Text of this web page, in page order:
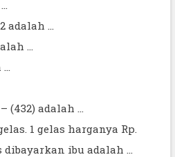
adalah ...
...
(432) adalah ...
1 gelas harganya Rp.
ibu adalah ...